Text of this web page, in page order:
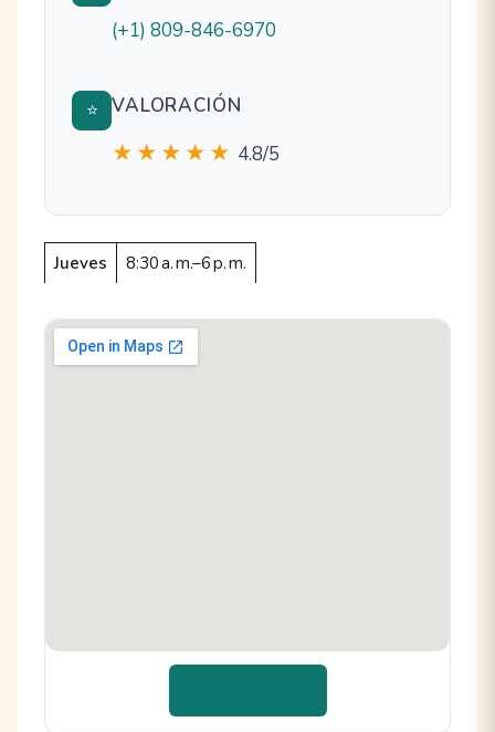
(+1) 809-846-6970
⭐ VALORACIÓN
★★★★★ 4.8/5
Jueves 8:30 a. m.–6 p. m.